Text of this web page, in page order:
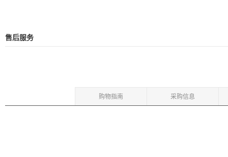
售后服务
购物指南 采购信息